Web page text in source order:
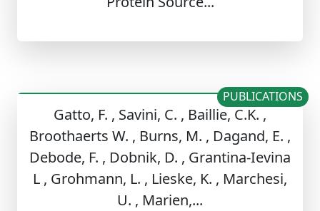
Gatto, F. , Savini, C. , Baillie, C.K. ,
Broothaerts W. , Burns, M. , Dagand, E. ,
Debode, F. , Dobnik, D. , Grantina-Ievina
L , Grohmann, L. , Lieske, K. , Marchesi,
U. , Marien,...
PUBLICATIONS